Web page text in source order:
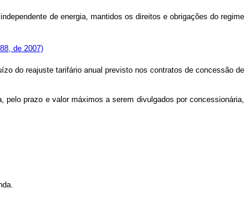
de energia, mantidos os direitos e obrigações do regime
de 2007)
do reajuste tarifário anual previsto nos contratos de concessão de
prazo e valor máximos a serem divulgados por concessionária,